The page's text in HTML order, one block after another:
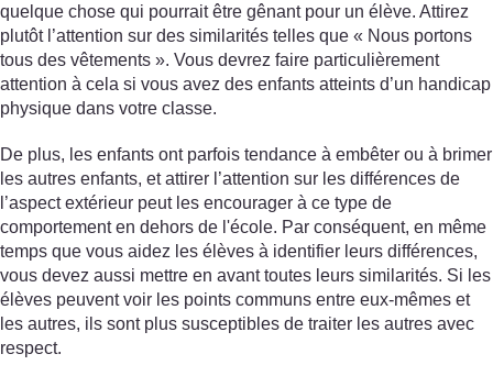
quelque chose qui pourrait être gênant pour un élève. Attirez
plutôt l’attention sur des similarités telles que « Nous portons
tous des vêtements ». Vous devrez faire particulièrement
attention à cela si vous avez des enfants atteints d’un handicap
physique dans votre classe.
De plus, les enfants ont parfois tendance à embêter ou à brimer
les autres enfants, et attirer l’attention sur les différences de
l’aspect extérieur peut les encourager à ce type de
comportement en dehors de l'école. Par conséquent, en même
temps que vous aidez les élèves à identifier leurs différences,
vous devez aussi mettre en avant toutes leurs similarités. Si les
élèves peuvent voir les points communs entre eux-mêmes et
les autres, ils sont plus susceptibles de traiter les autres avec
respect.